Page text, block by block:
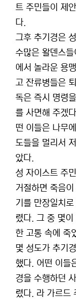
트 주민들이 제
다.
그후 추기경은
수많은 왈덴스
에서 놀라운 용
고 잔류병들은
독은 즉시 명령
를 사면해 주겠
떤 이들은 나무
도들을 멀리서
았다.
성 자이스트 주
거절하면 죽음
기를 만장일치
렸다. 그 중 몇
한 고통 속에 죽
몇 성도가 추기
했다. 어떤 이들
경을 수행하던
렸다. 라 가르드